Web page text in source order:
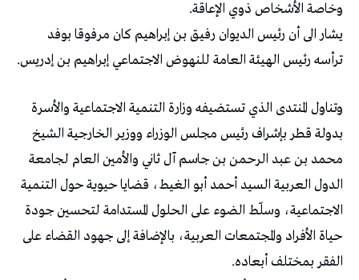
وخاصة الأشخاص ذوي الإعاقة.
يشار الى أن رئيس الديوان رفيق بن إبراهيم كان مرفوقا بوفد
ترأسه رئيس الهيئة العامة للنهوض الاجتماعي إبراهيم بن إدريس.
وتناول المنتدى الذي تستضيفه وزارة التنمية الاجتماعية والأسرة
بدولة قطر بإشراف رئيس مجلس الوزراء ووزير الخارجية الشيخ
محمد بن عبد الرحمن بن جاسم آل ثاني والأمين العام لجامعة
الدول العربية السيد أحمد أبو الغيط، قضايا حيوية حول التنمية
الاجتماعية، وسلّط الضوء على الحلول المستدامة لتحسين جودة
حياة الأفراد والمجتمعات العربية، بالإضافة إلى جهود القضاء على
الفقر بمختلف أبعاده.